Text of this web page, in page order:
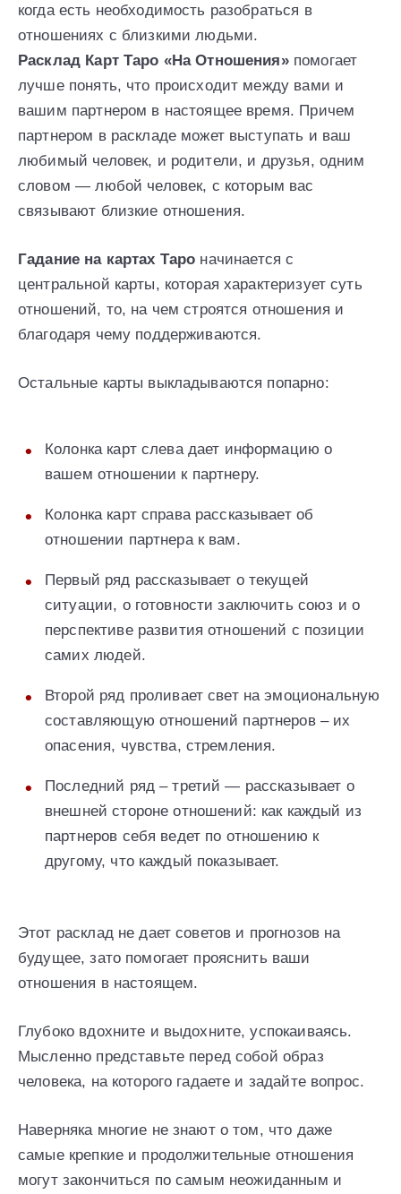
когда есть необходимость разобраться в
отношениях с близкими людьми.
Расклад Карт Таро «На Отношения»помогает
лучше понять, что происходит между вами и
вашим партнером в настоящее время. Причем
партнером в раскладе может выступать и ваш
любимый человек, и родители, и друзья, одним
словом — любой человек, с которым вас
связывают близкие отношения.
Гадание на картах Tаро начинается с
центральной карты, которая характеризует суть
отношений, то, на чем строятся отношения и
благодаря чему поддерживаются.
Остальные карты выкладываются попарно:
Колонка карт слева дает информацию о
вашем отношении к партнеру.
Колонка карт справа рассказывает об
отношении партнера к вам.
Первый ряд рассказывает о текущей
ситуации, о готовности заключить союз и о
перспективе развития отношений с позиции
самих людей.
Второй ряд проливает свет на эмоциональную
составляющую отношений партнеров – их
опасения, чувства, стремления.
Последний ряд – третий — рассказывает о
внешней стороне отношений: как каждый из
партнеров себя ведет по отношению к
другому, что каждый показывает.
Этот расклад не дает советов и прогнозов на
будущее, зато помогает прояснить ваши
отношения в настоящем.
Глубоко вдохните и выдохните, успокаиваясь.
Мысленно представьте перед собой образ
человека, на которого гадаете и задайте вопрос.
Наверняка многие не знают о том, что даже
самые крепкие и продолжительные отношения
могут закончиться по самым неожиданным и